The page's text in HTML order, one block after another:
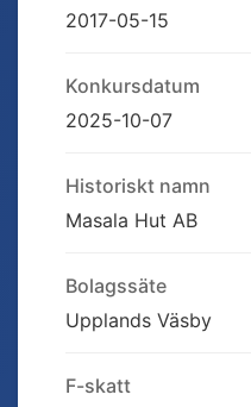
2017-05-15
Konkursdatum
2025-10-07
Historiskt namn
Masala Hut AB
Bolagssäte
Upplands Väsby
F-skatt